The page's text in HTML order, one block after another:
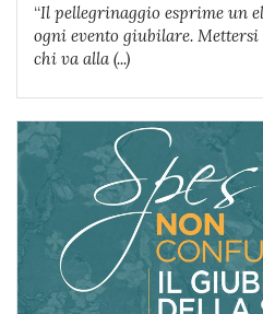
“Il pellegrinaggio esprime un
ogni evento giubilare.
chi va alla (...)